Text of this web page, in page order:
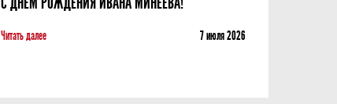
С ДНЕМ РОЖДЕНИЯ ИВАНА МИНЕЕВА!
Читать далее 7 июля 2026